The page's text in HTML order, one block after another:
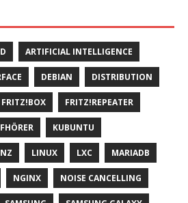
ARTIFICIAL INTELLIGENCE
DEBIAN DISTRIBUTION
FRITZ!BOX FRITZ!REPEATER
KUBUNTU
LINUX LXC MARIADB
NGINX NOISE CANCELLING